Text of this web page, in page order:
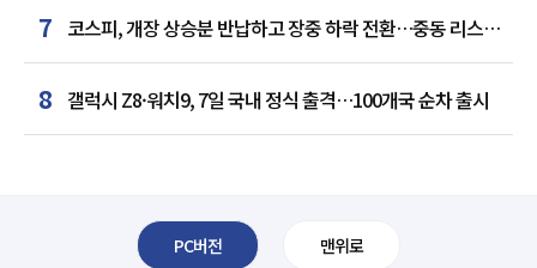
7 코스피, 개장 상승분 반납하고 장중 하락 전환…중동 리스크·
美 경계감
8 갤럭시 Z8·워치9, 7일 국내 정식 출격…100개국 순차 출시
PC버전 맨위로